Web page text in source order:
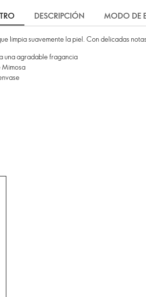
DESCRIPCIÓN MODO DE
limpia suavemente la piel. Con delicadas
una agradable fragancia
Mimosa